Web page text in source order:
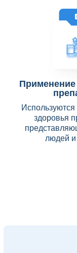
здоровья
людей